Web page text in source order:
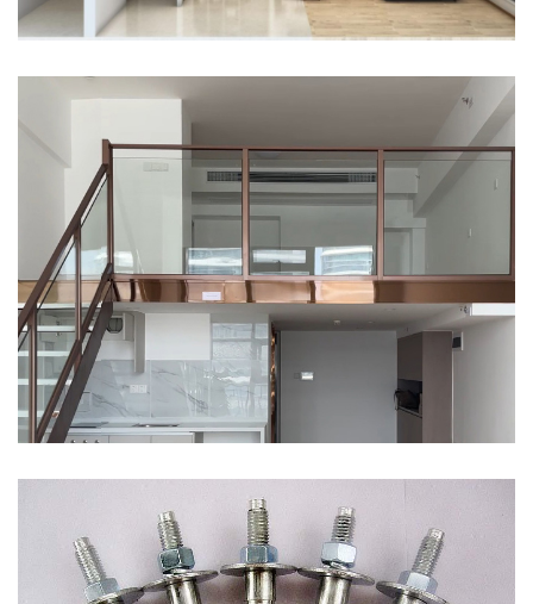
传统夹层VS新式轻钢夹层，夹层搭建
五大难题迎刃而解
夹层搭建作为建筑工程领域的一个边缘板块，传统做法一直痛
点不少，比如湿作业多、人工工作量大、施工工艺复杂等。而
随着时代的变化，当下的建筑市场中人工成本越来越高，工序
复杂、工期长、加工量大都必然导致人工成本 […]